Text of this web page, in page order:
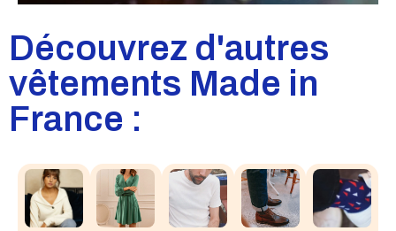
Découvrez d'autres
vêtements Made in
France :